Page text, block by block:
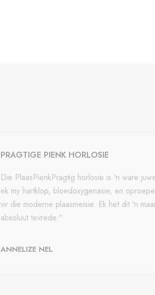
PRAGTIGE PIENK HORLOSIE
Die PlaasPienkPragtig horlosie is 'n ware
ek my hartklop, bloedoxygenasie, en
vir die moderne plaasmeisie. Ek het dit 'n
absoluut tevrede."
ANNELIZE NEL